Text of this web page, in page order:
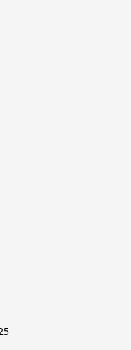
© Компот 2025